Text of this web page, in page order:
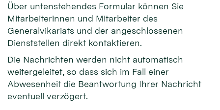
Über untenstehendes Formular können Sie
Mitarbeiterinnen und Mitarbeiter des
Generalvikariats und der angeschlossenen
Dienststellen direkt kontaktieren.
Die Nachrichten werden nicht automatisch
weitergeleitet, so dass sich im Fall einer
Abwesenheit die Beantwortung Ihrer Nachricht
eventuell verzögert.